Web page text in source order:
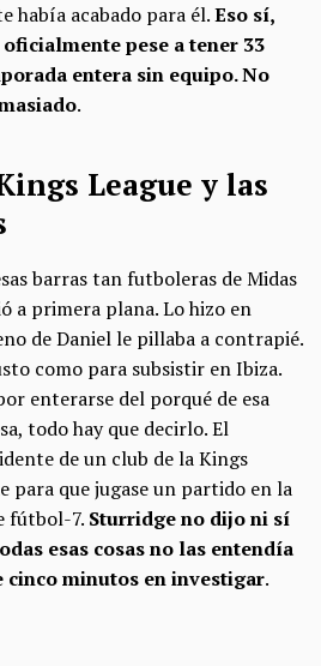
había acabado para él.Eso sí,
pese a tener 33
entera sin equipo. No
.
League y las
barras tan futboleras de Midas
a primera plana. Lo hizo en
de Daniel le pillaba a contrapié.
como para subsistir en Ibiza.
enterarse del porqué de esa
todo hay que decirlo. El
de un club de la Kings
para que jugase un partido en la
fútbol-7. Sturridge no dijo ni sí
esas cosas no las entendía
cinco minutos en investigar.